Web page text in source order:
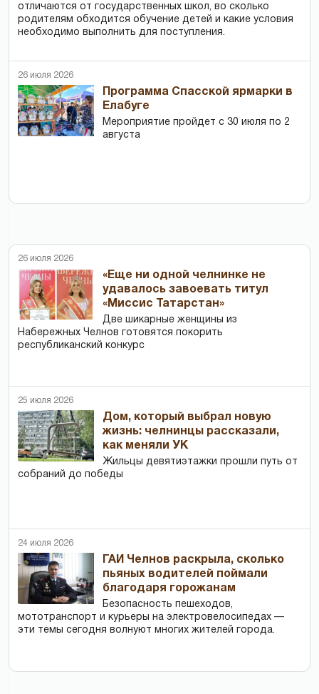
отличаются от государственных школ, во сколько
родителям обходится обучение детей и какие условия
необходимо выполнить для поступления.
26 июля 2026
Программа Спасской ярмарки в
Елабуге
Мероприятие пройдет с 30 июля по 2
августа
26 июля 2026
«Еще ни одной челнинке не
удавалось завоевать титул
«Миссис Татарстан»
Две шикарные женщины из
Набережных Челнов готовятся покорить
республиканский конкурс
25 июля 2026
Дом, который выбрал новую
жизнь: челнинцы рассказали,
как меняли УК
Жильцы девятиэтажки прошли путь от
собраний до победы
24 июля 2026
ГАИ Челнов раскрыла, сколько
пьяных водителей поймали
благодаря горожанам
Безопасность пешеходов,
мототранспорт и курьеры на электровелосипедах —
эти темы сегодня волнуют многих жителей города.